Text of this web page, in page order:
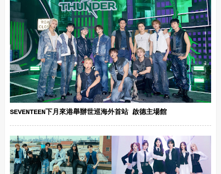
SEVENTEEN下月來港舉辦世巡海外首站 啟德主場館